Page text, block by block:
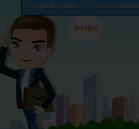
Pagina de pornire Ce mi se